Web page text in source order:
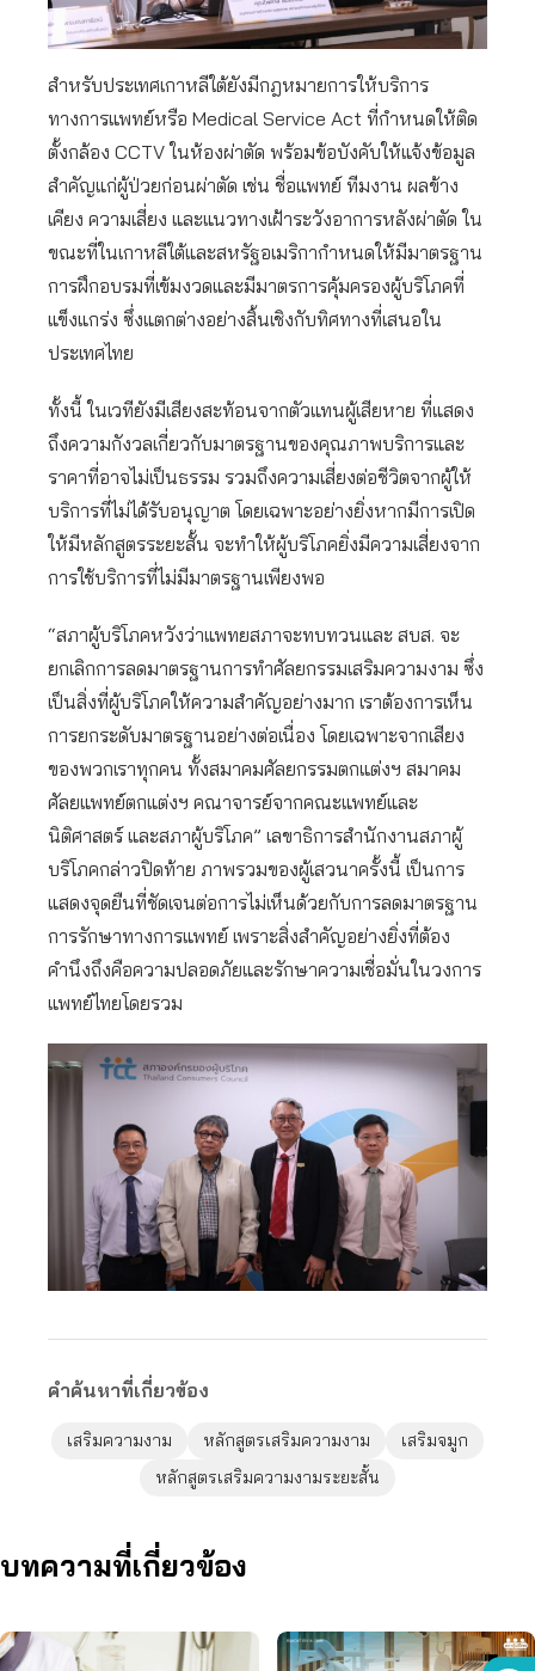
สำหรับประเทศเกาหลีใต้ยังมีกฎหมายการให้บริการ
ทางการแพทย์หรือ Medical Service Act ที่กำหนดให้ติด
ตั้งกล้อง CCTV ในห้องผ่าตัด พร้อมข้อบังคับให้แจ้งข้อมูล
สำคัญแก่ผู้ป่วยก่อนผ่าตัด เช่น ชื่อแพทย์ ทีมงาน ผลข้าง
เคียง ความเสี่ยง และแนวทางเฝ้าระวังอาการหลังผ่าตัด ใน
ขณะที่ในเกาหลีใต้และสหรัฐอเมริกากำหนดให้มีมาตรฐาน
การฝึกอบรมที่เข้มงวดและมีมาตรการคุ้มครองผู้บริโภคที่
แข็งแกร่ง ซึ่งแตกต่างอย่างสิ้นเชิงกับทิศทางที่เสนอใน
ประเทศไทย
ทั้งนี้ ในเวทียังมีเสียงสะท้อนจากตัวแทนผู้เสียหาย ที่แสดง
ถึงความกังวลเกี่ยวกับมาตรฐานของคุณภาพบริการและ
ราคาที่อาจไม่เป็นธรรม รวมถึงความเสี่ยงต่อชีวิตจากผู้ให้
บริการที่ไม่ได้รับอนุญาต โดยเฉพาะอย่างยิ่งหากมีการเปิด
ให้มีหลักสูตรระยะสั้น จะทำให้ผู้บริโภคยิ่งมีความเสี่ยงจาก
การใช้บริการที่ไม่มีมาตรฐานเพียงพอ
“สภาผู้บริโภคหวังว่าแพทยสภาจะทบทวนและ สบส. จะ
ยกเลิกการลดมาตรฐานการทำศัลยกรรมเสริมความงาม ซึ่ง
เป็นสิ่งที่ผู้บริโภคให้ความสำคัญอย่างมาก เราต้องการเห็น
การยกระดับมาตรฐานอย่างต่อเนื่อง โดยเฉพาะจากเสียง
ของพวกเราทุกคน ทั้งสมาคมศัลยกรรมตกแต่งฯ สมาคม
ศัลยแพทย์ตกแต่งฯ คณาจารย์จากคณะแพทย์และ
นิติศาสตร์ และสภาผู้บริโภค” เลขาธิการสำนักงานสภาผู้
บริโภคกล่าวปิดท้าย ภาพรวมของผู้เสวนาครั้งนี้ เป็นการ
แสดงจุดยืนที่ชัดเจนต่อการไม่เห็นด้วยกับการลดมาตรฐาน
การรักษาทางการแพทย์ เพราะสิ่งสำคัญอย่างยิ่งที่ต้อง
คำนึงถึงคือความปลอดภัยและรักษาความเชื่อมั่นในวงการ
แพทย์ไทยโดยรวม
คำค้นหาที่เกี่ยวข้อง
เสริมความงาม หลักสูตรเสริมความงาม
เสริมจมูก
หลักสูตรเสริมความงามระยะสั้น
บทความที่เกี่ยวข้อง